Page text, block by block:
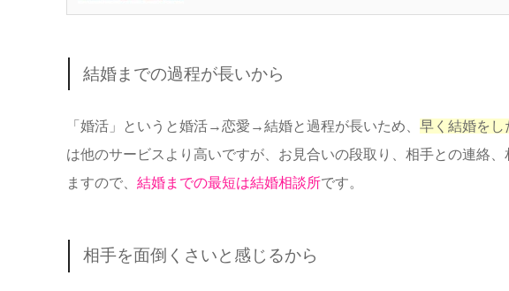
結婚までの過程が長いから
「婚活」というと婚活→恋愛→結婚と過程が長いため、 早く結婚をし
は他のサービスより高いですが、お見合いの段取り、相手との連絡
ますので、 結婚までの最短は結婚相談所です。
相手を面倒くさいと感じるから